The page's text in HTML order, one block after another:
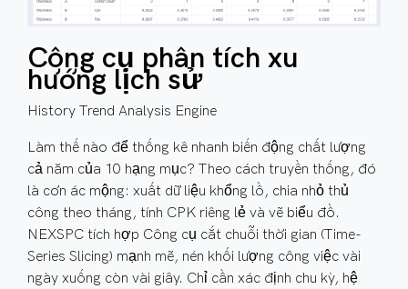
Công cụ phân tích xu
hướng lịch sử
History Trend Analysis Engine
Làm thế nào để thống kê nhanh biến động chất lượng
cả năm của 10 hạng mục? Theo cách truyền thống, đó
là cơn ác mộng: xuất dữ liệu khổng lồ, chia nhỏ thủ
công theo tháng, tính CPK riêng lẻ và vẽ biểu đồ.
NEXSPC tích hợp Công cụ cắt chuỗi thời gian (Time-
Series Slicing) mạnh mẽ, nén khối lượng công việc vài
ngày xuống còn vài giây. Chỉ cần xác định chu kỳ, hệ